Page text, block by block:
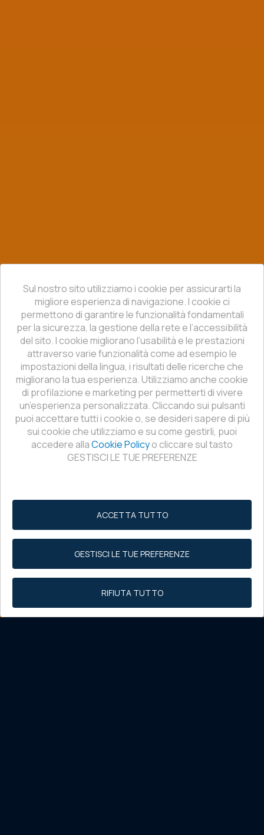
Sul nostro sito utilizziamo i cookie per assicurarti la
migliore esperienza di navigazione. I cookie ci
permettono di garantire le funzionalità fondamentali
per la sicurezza, la gestione della rete e l’accessibilità
del sito. I cookie migliorano l’usabilità e le prestazioni
attraverso varie funzionalità come ad esempio le
impostazioni della lingua, i risultati delle ricerche che
migliorano la tua esperienza. Utilizziamo anche cookie
di profilazione e marketing per permetterti di vivere
un’esperienza personalizzata. Cliccando sui pulsanti
puoi accettare tutti i cookie o, se desideri sapere di più
sui cookie che utilizziamo e su come gestirli, puoi
accedere allaCookie Policyo cliccare sul tasto
GESTISCI LE TUE PREFERENZE
ACCETTA TUTTO
GESTISCI LE TUE PREFERENZE
RIFIUTA TUTTO